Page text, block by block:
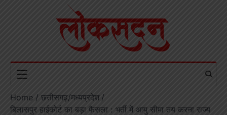
Home
छत्तीसगढ़/मध्यप्रदेश
बिलासपुर हाईकोर्ट का बड़ा फैसला : भर्ती में आयु सीमा तय करना राज्य